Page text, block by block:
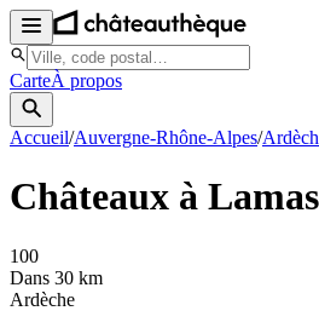
CarteÀ propos
Accueil/Auvergne-Rhône-Alpes/
Châteaux à
100
Dans 30 km
Ardèche